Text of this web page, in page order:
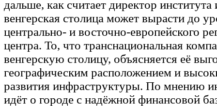
дальше, как считает директор института
венгерская столица может вырасти до
центрально- и восточно-европейского
центра. То, что транснациональная
венгерскую столицу, объясняется её
географическим расположением и
развития инфраструктуры. По мнению
идёт о городе с надёжной финансовой